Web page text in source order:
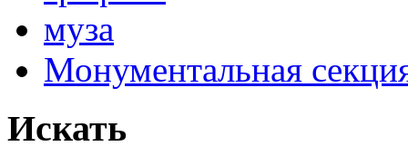
муза
Монументальная
Искать